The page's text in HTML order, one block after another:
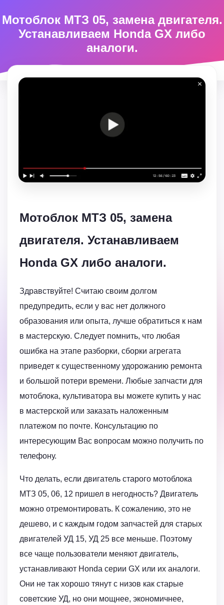
Мотоблок МТЗ 05, замена двигателя.
Устанавливаем Honda GX либо
аналоги.
Мотоблок МТЗ 05, замена
двигателя. Устанавливаем
Honda GX либо аналоги.
Здравствуйте! Считаю своим долгом
предупредить, если у вас нет должного
образования или опыта, лучше обратиться к нам
в мастерскую. Следует помнить, что любая
ошибка на этапе разборки, сборки агрегата
приведет к существенному удорожанию ремонта
и большой потери времени. Любые запчасти для
мотоблока, культиватора вы можете купить у нас
в мастерской или заказать наложенным
платежом по почте. Консультацию по
интересующим Вас вопросам можно получить по
телефону.
Что делать, если двигатель старого мотоблока
МТЗ 05, 06, 12 пришел в негодность? Двигатель
можно отремонтировать. К сожалению, это не
дешево, и с каждым годом запчастей для старых
двигателей УД 15, УД 25 все меньше. Поэтому
все чаще пользователи меняют двигатель,
устанавливают Honda серии GX или их аналоги.
Они не так хорошо тянут с низов как старые
советские УД, но они мощнее, экономичнее,